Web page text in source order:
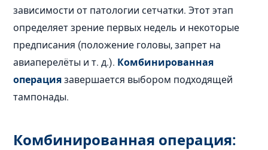
зависимости от патологии сетчатки. Этот этап
определяет зрение первых недель и некоторые
предписания (положение головы, запрет на
авиаперелёты и т. д.). Комбинированная
операция завершается выбором подходящей
тампонады.
Комбинированная операция: